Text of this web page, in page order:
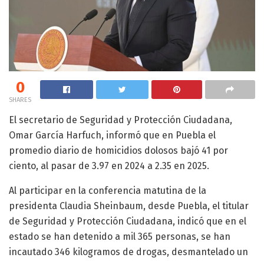
0
SHARES
El secretario de Seguridad y Protección Ciudadana,
Omar García Harfuch, informó que en Puebla el
promedio diario de homicidios dolosos bajó 41 por
ciento, al pasar de 3.97 en 2024 a 2.35 en 2025.
Al participar en la conferencia matutina de la
presidenta Claudia Sheinbaum, desde Puebla, el titular
de Seguridad y Protección Ciudadana, indicó que en el
estado se han detenido a mil 365 personas, se han
incautado 346 kilogramos de drogas, desmantelado un